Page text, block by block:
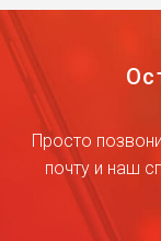
Просто
почту и наш